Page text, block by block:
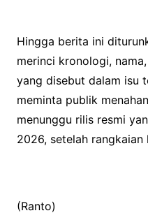
Hingga berita ini
merinci kronologi,
yang disebut dalam isu
meminta publik
menunggu rilis resmi
2026, setelah rangkaian
(Ranto)